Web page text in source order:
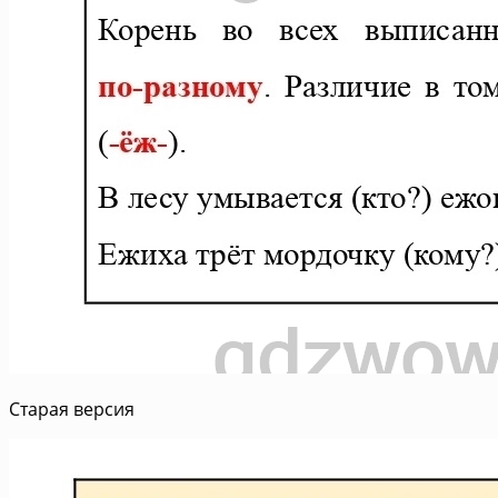
Старая версия